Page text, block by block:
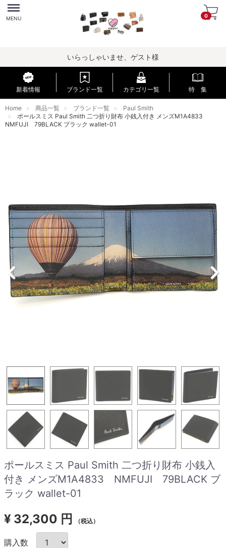
Menu
MENU 0
いらっしゃいませ、ゲスト様
新着情報 ブランド一覧 カテゴリ一覧 特 集
Home 商品一覧 ブランド一覧
Paul Smith
ポールスミス Paul Smith 二つ折り財布 小銭入付き メンズM1A4833
NMFUJI 79BLACK ブラック wallet-01
ポールスミス Paul Smith 二つ折り財布 小銭入
付き メンズM1A4833 NMFUJI 79BLACK ブ
ラック wallet-01
¥ 32,300 円 （税込）
購入数